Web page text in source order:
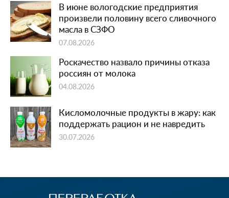
В июне вологодские предприятия
произвели половину всего сливочного
масла в СЗФО
07.08.2026
Роскачество назвало причины отказа
россиян от молока
04.08.2026
Кисломолочные продукты в жару: как
поддержать рацион и не навредить
30.07.2026